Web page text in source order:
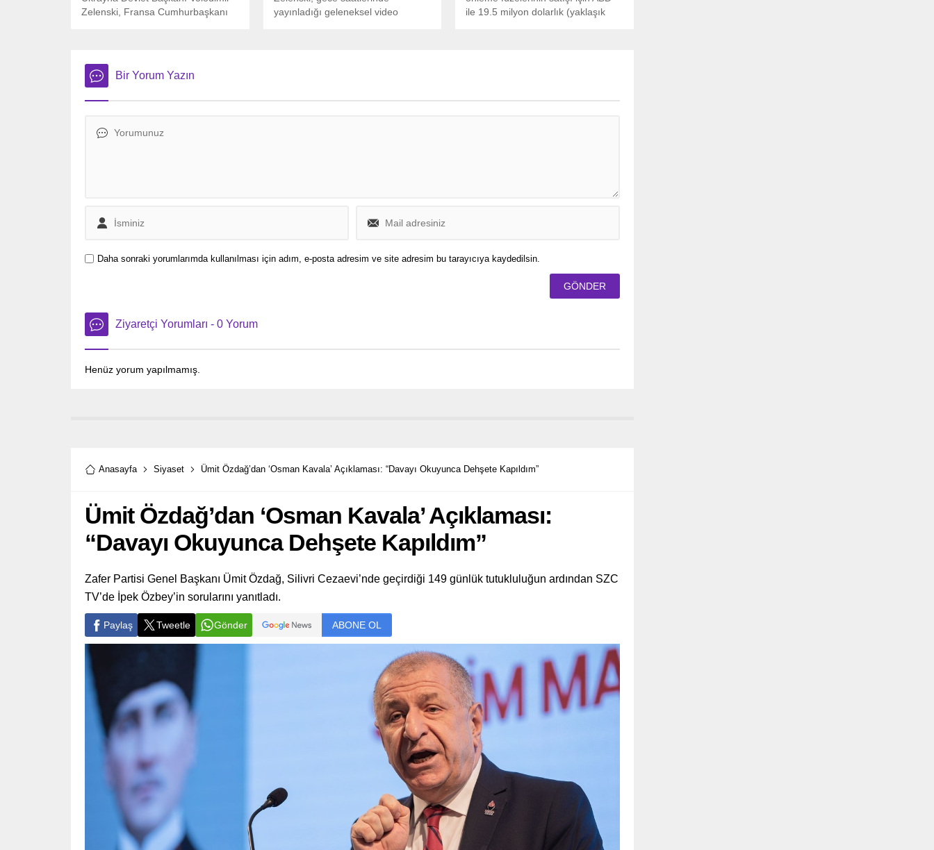
Zelenski, Fransa Cumhurbaşkanı
açıklamalarda bulundu.
yayınladığı geleneksel video
ile 19.5 milyon dolarlık (yaklaşık
Bir Yorum Yazın
Daha sonraki yorumlarımda kullanılması için adım, e-posta adresim ve site adresim bu tarayıcıya kaydedilsin.
Ziyaretçi Yorumları - 0 Yorum
Henüz yorum yapılmamış.
Anasayfa Siyaset Ümit Özdağ’dan ‘Osman Kavala’ Açıklaması: “Davayı Okuyunca Dehşete Kapıldım”
Ümit Özdağ’dan ‘Osman Kavala’ Açıklaması:
“Davayı Okuyunca Dehşete Kapıldım”
Zafer Partisi Genel Başkanı Ümit Özdağ, Silivri Cezaevi’nde geçirdiği 149 günlük tutukluluğun ardından SZC
TV’de İpek Özbey’in sorularını yanıtladı.
Paylaş Tweetle Gönder ABONE OL